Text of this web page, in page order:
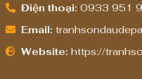
Điện thoại: 0933 951
Email:
Website: https://